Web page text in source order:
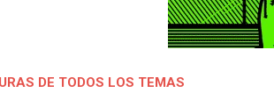
DE TODOS LOS TEMAS